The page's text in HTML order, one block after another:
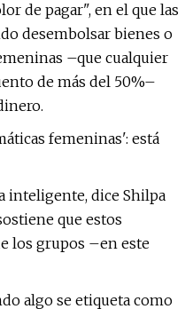
de pagar", en el que las
desembolsar bienes o
–que cualquier
de más del 50%–
femeninas': está
inteligente, dice Shilpa
que estos
los grupos –en este
algo se etiqueta como